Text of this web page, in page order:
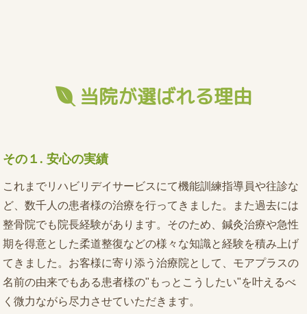
 当院が選ばれる理由
その１. 安心の実績
これまでリハビリデイサービスにて機能訓練指導員や往診な
ど、数千人の患者様の治療を行ってきました。また過去には
整骨院でも院長経験があります。そのため、鍼灸治療や急性
期を得意とした柔道整復などの様々な知識と経験を積み上げ
てきました。お客様に寄り添う治療院として、モアプラスの
名前の由来でもある患者様の"もっとこうしたい"を叶えるべ
く微力ながら尽力させていただきます。